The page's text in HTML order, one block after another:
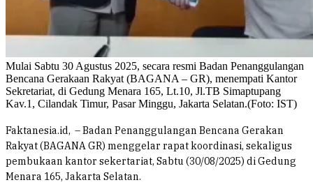
Mulai Sabtu 30 Agustus 2025, secara resmi Badan Penanggulangan
Bencana Gerakaan Rakyat (BAGANA – GR), menempati Kantor
Sekretariat, di Gedung Menara 165, Lt.10, Jl.TB Simaptupang
Kav.1, Cilandak Timur, Pasar Minggu, Jakarta Selatan.(Foto: IST)
Faktanesia.id, – Badan Penanggulangan Bencana Gerakan
Rakyat (BAGANA GR) menggelar rapat koordinasi, sekaligus
pembukaan kantor sekertariat, Sabtu (30/08/2025) di Gedung
Menara 165, Jakarta Selatan.